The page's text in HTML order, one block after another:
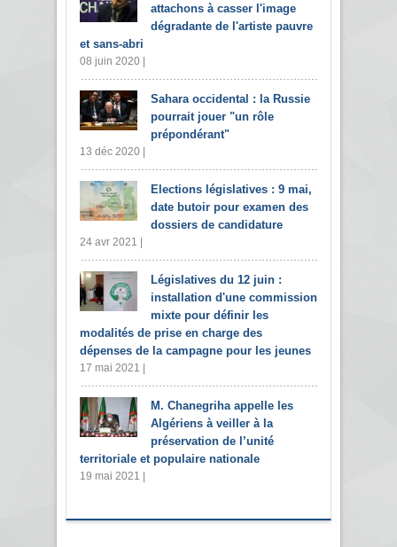
attachons à casser l'image
dégradante de l'artiste pauvre
et sans-abri
08 juin 2020 |
Sahara occidental : la Russie
pourrait jouer "un rôle
prépondérant"
13 déc 2020 |
Elections législatives : 9 mai,
date butoir pour examen des
dossiers de candidature
24 avr 2021 |
Législatives du 12 juin :
installation d'une commission
mixte pour définir les
modalités de prise en charge des
dépenses de la campagne pour les jeunes
17 mai 2021 |
M. Chanegriha appelle les
Algériens à veiller à la
préservation de l’unité
territoriale et populaire nationale
19 mai 2021 |